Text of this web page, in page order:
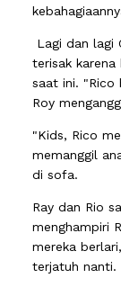
Lagi dan lagi
terisak karena
saat ini. "Rico
Roy
"Kids, Rico
memanggil
di sofa.
Ray dan Rio
menghampiri
mereka
terjatuh nanti.